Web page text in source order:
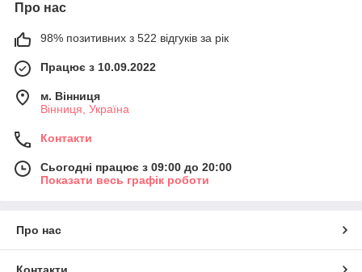
Про нас
98% позитивних з 522 відгуків за рік
Працює з 10.09.2022
м. Вінниця
Вінниця, Україна
Контакти
Сьогодні працює з 09:00 до 20:00
Показати весь графік роботи
Про нас